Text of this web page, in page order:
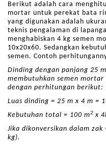
Berikut adalah cara
mortar untuk perekat bata
yang digunakan adalah
teknis pengalaman di
menghabiskan 4 kg semen
10x20x60. Sedangkan
semen. Contoh
Dinding dengan panjang 25
membutuhkan semen
dengan perhitungan berikut:
Luas dinding = 25 m x 4 m =
Kebutuhan total = 100 m2 x
Jika dikonversikan dalam
kg).